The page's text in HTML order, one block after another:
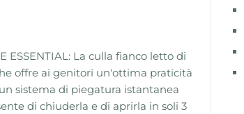
ESSENTIAL: La culla fianco letto di
offre ai genitori un'ottima praticità
sistema di piegatura istantanea
di chiuderla e di aprirla in soli 3